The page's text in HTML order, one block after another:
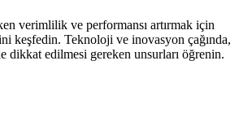
verimlilik ve performansı artırmak için
keşfedin. Teknoloji ve inovasyon çağında,
dikkat edilmesi gereken unsurları öğrenin.